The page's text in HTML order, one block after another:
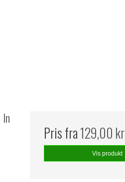
Pris fra129,00 kr
Vis produkt